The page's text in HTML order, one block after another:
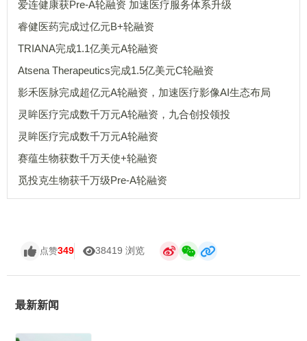
爱连健康获Pre-A轮融资 加速医疗服务体系升级
睿健医药完成过亿元B+轮融资
TRIANA完成1.1亿美元A轮融资
Atsena Therapeutics完成1.5亿美元C轮融资
影禾医脉完成超亿元A轮融资，加速医疗影像AI生态布局
灵眸医疗完成数千万元A轮融资，九合创投领投
灵眸医疗完成数千万元A轮融资
赛蕴生物获数千万天使+轮融资
觅投克生物获千万级Pre-A轮融资
点赞349 38419 浏览
最新新闻